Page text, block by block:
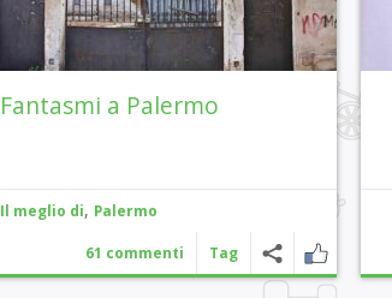
Fantasmi a Palermo
Il meglio di, Palermo
61 commenti Tag